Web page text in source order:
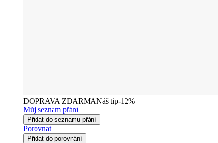
DOPRAVA ZDARMANáš tip-12%
Můj seznam přání
Přidat do seznamu přání
Porovnat
Přidat do porovnání